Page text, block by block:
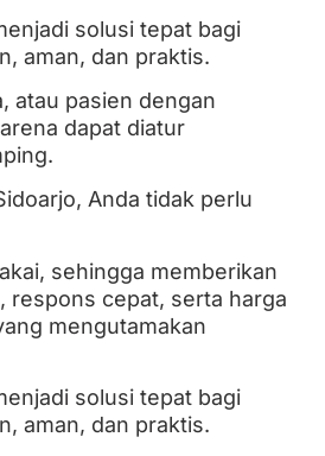
solusi tepat bagi
aman, dan praktis.
atau pasien dengan
dapat diatur
Anda tidak perlu
sehingga memberikan
respons cepat, serta harga
mengutamakan
solusi tepat bagi
aman, dan praktis.